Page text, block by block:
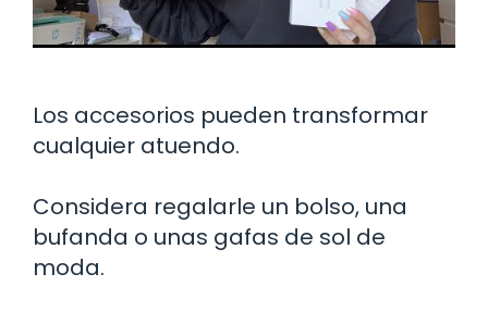
Los accesorios pueden transformar
cualquier atuendo.
Considera regalarle un bolso, una
bufanda o unas gafas de sol de
moda.